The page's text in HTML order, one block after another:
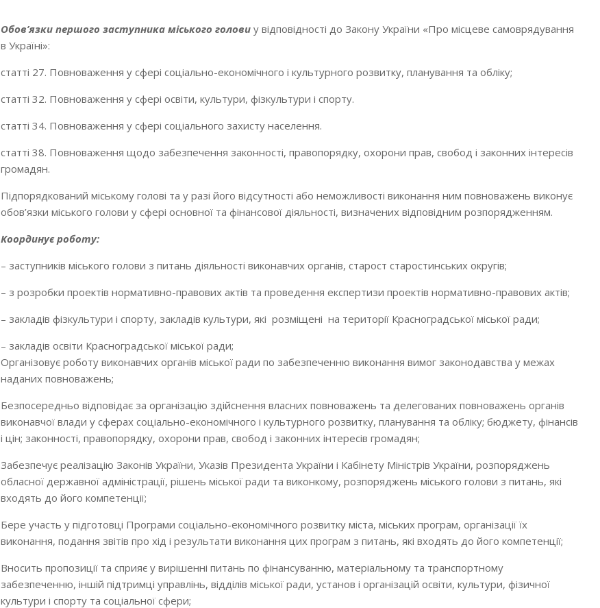
Обов’язки першого заступника міського голови у відповідності до Закону України «Про місцеве самоврядування
в Україні»:
статті 27. Повноваження у сфері соціально-економічного і культурного розвитку, планування та обліку;
статті 32. Повноваження у сфері освіти, культури, фізкультури і спорту.
статті 34. Повноваження у сфері соціального захисту населення.
статті 38. Повноваження щодо забезпечення законності, правопорядку, охорони прав, свобод і законних інтересів
громадян.
Підпорядкований міському голові та у разі його відсутності або неможливості виконання ним повноважень виконує
обов’язки міського голови у сфері основної та фінансової діяльності, визначених відповідним розпорядженням.
Координує роботу:
– заступників міського голови з питань діяльності виконавчих органів, старост старостинських округів;
– з розробки проектів нормативно-правових актів та проведення експертизи проектів нормативно-правових актів;
– закладів фізкультури і спорту, закладів культури, які розміщені на території Красноградської міської ради;
– закладів освіти Красноградської міської ради;
Організовує роботу виконавчих органів міської ради по забезпеченню виконання вимог законодавства у межах
наданих повноважень;
Безпосередньо відповідає за організацію здійснення власних повноважень та делегованих повноважень органів
виконавчої влади у сферах соціально-економічного і культурного розвитку, планування та обліку; бюджету, фінансів
і цін; законності, правопорядку, охорони прав, свобод і законних інтересів громадян;
Забезпечує реалізацію Законів України, Указів Президента України і Кабінету Міністрів України, розпоряджень
обласної державної адміністрації, рішень міської ради та виконкому, розпоряджень міського голови з питань, які
входять до його компетенції;
Бере участь у підготовці Програми соціально-економічного розвитку міста, міських програм, організації їх
виконання, подання звітів про хід і результати виконання цих програм з питань, які входять до його компетенції;
Вносить пропозиції та сприяє у вирішенні питань по фінансуванню, матеріальному та транспортному
забезпеченню, іншій підтримці управлінь, відділів міської ради, установ і організацій освіти, культури, фізичної
культури і спорту та соціальної сфери;